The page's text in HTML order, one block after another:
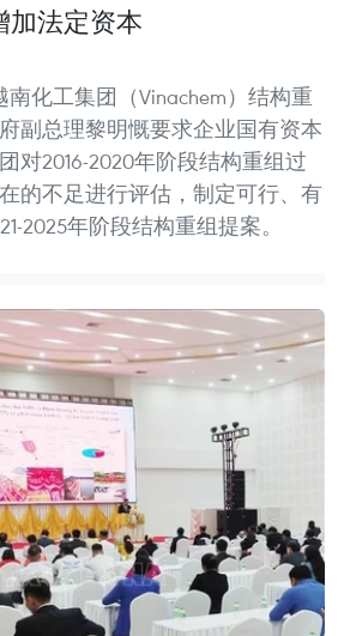
加法定资本
南化工集团（Vinachem）结构重
副总理黎明慨要求企业国有资本
对2016-2020年阶段结构重组过
的不足进行评估，制定可行、有
2025年阶段结构重组提案。